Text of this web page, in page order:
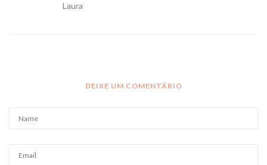
Laura
DEIXE UM COMENTÁRIO